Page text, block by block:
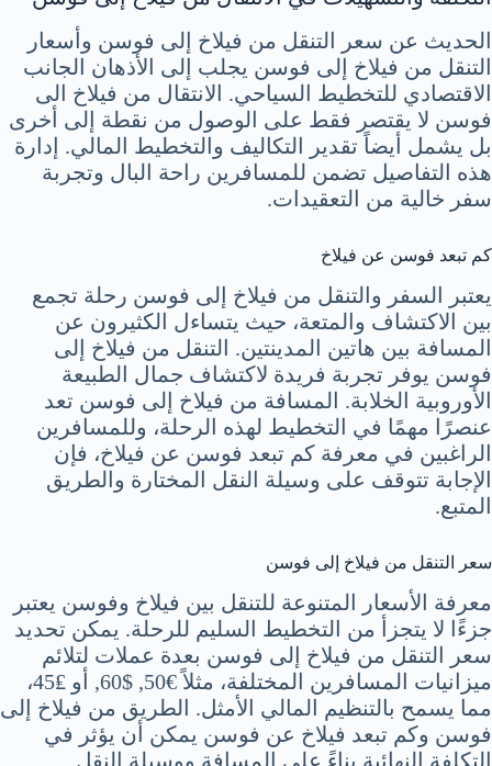
الحديث عن سعر التنقل من فيلاخ إلى فوسن وأسعار
التنقل من فيلاخ إلى فوسن يجلب إلى الأذهان الجانب
الاقتصادي للتخطيط السياحي. الانتقال من فيلاخ الى
فوسن لا يقتصر فقط على الوصول من نقطة إلى أخرى
بل يشمل أيضاً تقدير التكاليف والتخطيط المالي. إدارة
هذه التفاصيل تضمن للمسافرين راحة البال وتجربة
سفر خالية من التعقيدات.
كم تبعد فوسن عن فيلاخ
يعتبر السفر والتنقل من فيلاخ إلى فوسن رحلة تجمع
بين الاكتشاف والمتعة، حيث يتساءل الكثيرون عن
المسافة بين هاتين المدينتين. التنقل من فيلاخ إلى
فوسن يوفر تجربة فريدة لاكتشاف جمال الطبيعة
الأوروبية الخلابة. المسافة من فيلاخ إلى فوسن تعد
عنصرًا مهمًا في التخطيط لهذه الرحلة، وللمسافرين
الراغبين في معرفة كم تبعد فوسن عن فيلاخ، فإن
الإجابة تتوقف على وسيلة النقل المختارة والطريق
المتبع.
سعر التنقل من فيلاخ إلى فوسن
معرفة الأسعار المتنوعة للتنقل بين فيلاخ وفوسن يعتبر
جزءًا لا يتجزأ من التخطيط السليم للرحلة. يمكن تحديد
سعر التنقل من فيلاخ إلى فوسن بعدة عملات لتلائم
ميزانيات المسافرين المختلفة، مثلاً €50, $60, أو ₤45،
مما يسمح بالتنظيم المالي الأمثل. الطريق من فيلاخ إلى
فوسن وكم تبعد فيلاخ عن فوسن يمكن أن يؤثر في
التكلفة النهائية بناءً على المسافة ووسيلة النقل.